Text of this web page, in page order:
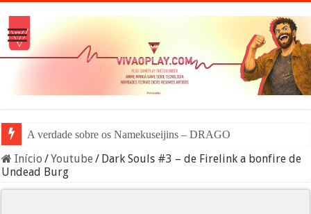
A verdade sobre os Namekuseijins – DRAGON BALL #News
Início /Youtube / Dark Souls #3 – de Firelink a bonfire de
Undead Burg